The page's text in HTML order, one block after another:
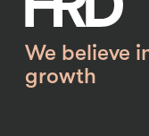
We believe
growth